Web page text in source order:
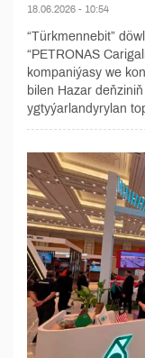
18.06.2026 - 10:54
“Türkmennebit”
“PETRONAS
kompaniýasy we
bilen Hazar
ygtyýarlandyrylan